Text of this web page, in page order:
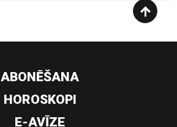
ABONĒŠANA
HOROSKOPI
E-AVĪZE